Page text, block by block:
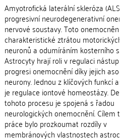
Amyotrofická laterální skleróza (ALS)
progresivní neurodegenerativní
nervové soustavy. Toto onemocnění
charakteristické ztrátou motorických
neuronů a odumíráním kosterního
Astrocyty hrají roli v regulaci nástupu
progresi onemocnění díky jejich
neurony. Jednou z klíčových funkcí
je regulace iontové homeostázy.
tohoto procesu je spojená s řadou
neurologických onemocnění. Cílem
práce bylo prozkoumat rozdíly v
membránových vlastnostech